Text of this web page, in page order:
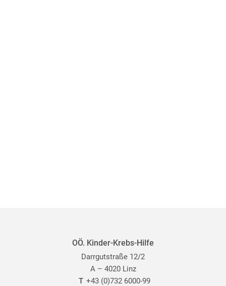
OÖ. Kinder-Krebs-Hilfe
Darrgutstraße 12/2
A – 4020 Linz
T +43 (0)732 6000-99